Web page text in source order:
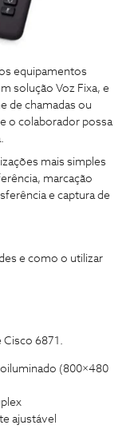
equipamentos
solução Voz Fixa, e
de chamadas ou
o colaborador possa
mais simples
marcação
e captura de
e como o utilizar
6871.
(800×480
ajustável